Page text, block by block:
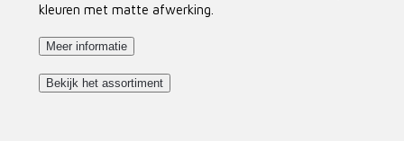
kleuren met matte afwerking.
Meer informatie
Bekijk het assortiment